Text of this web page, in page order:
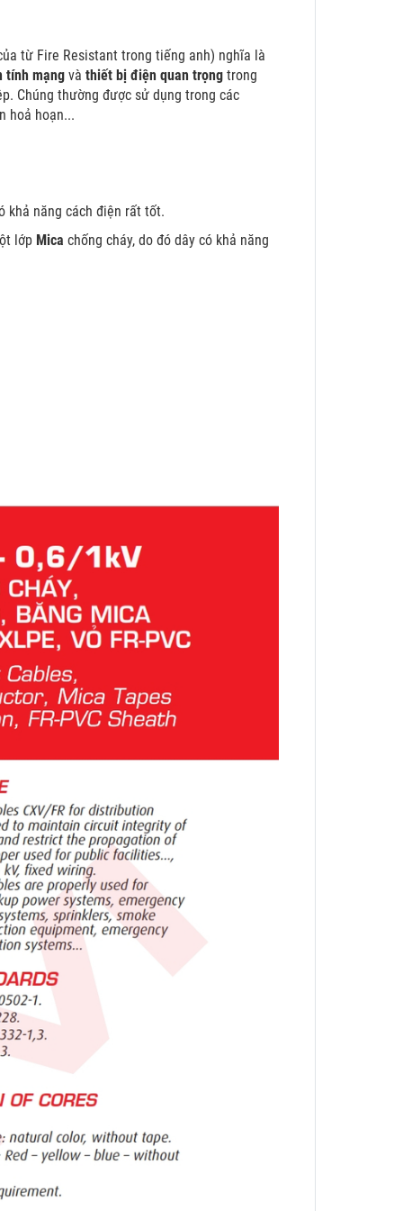
từ Fire Resistant trong tiếng anh) nghĩa là
tính mạng và thiết bị điện quan trọng trong
Chúng thường được sử dụng trong các
hoả hoạn...
khả năng cách điện rất tốt.
lớp Mica chống cháy, do đó dây có khả năng